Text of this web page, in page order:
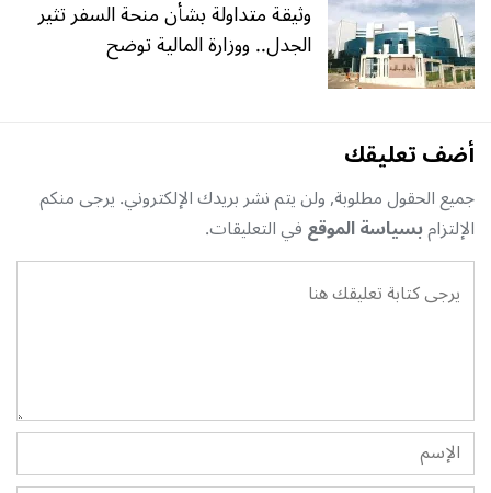
وثيقة متداولة بشأن منحة السفر تثير
الجدل.. ووزارة المالية توضح
أضف تعليقك
جميع الحقول مطلوبة, ولن يتم نشر بريدك الإلكتروني. يرجى منكم
الإلتزامبسياسة الموقعفي التعليقات.